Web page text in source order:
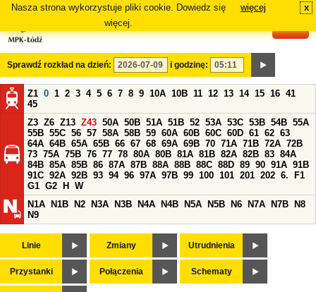
Nasza strona wykorzystuje pliki cookie. Dowiedz się
więcej.
więcej x
Sprawdź rozkład na dzień: i godzinę:
Z1 0 1 2 3 4 5 6 7 8 9 10A 10B 11 12 13 14 15 16 41
45
Z3 Z6 Z13 Z43 50A 50B 51A 51B 52 53A 53C 53B 54B 55A
55B 55C 56 57 58A 58B 59 60A 60B 60C 60D 61 62 63
64A 64B 65A 65B 66 67 68 69A 69B 70 71A 71B 72A 72B
73 75A 75B 76 77 78 80A 80B 81A 81B 82A 82B 83 84A
84B 85A 85B 86 87A 87B 88A 88B 88C 88D 89 90 91A 91B
91C 92A 92B 93 94 96 97A 97B 99 100 101 201 202 6.
F1
G1 G2 H
W
N1A
N1B N2 N3A N3B N4A N4B N5A N5B N6 N7A N7B
N8
N9
Linie Zmiany Utrudnienia
Przystanki Połączenia Schematy